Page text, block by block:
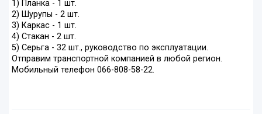
1) Планка - 1 шт.
2) Шурупы - 2 шт.
3) Каркас - 1 шт.
4) Стакан - 2 шт.
5) Серьга - 32 шт., руководство по эксплуатации.
Отправим транспортной компанией в любой регион.
Мобильный телефон 066-808-58-22.